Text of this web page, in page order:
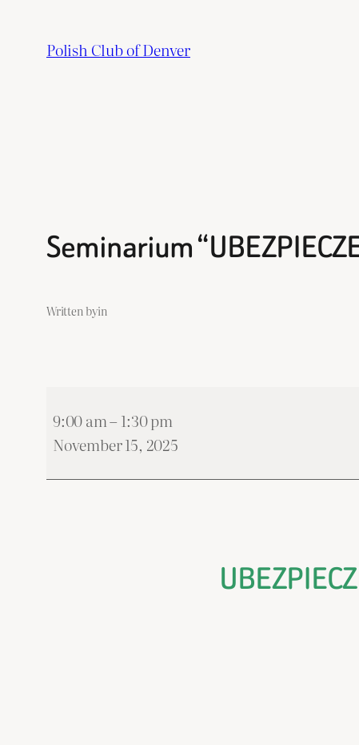
content
Polish Club of Denver
Seminarium
Written byin
“UBEZPIECZENIE
SPOŁECZNE…”
9:00 am–1:30 pm
November 15, 2025